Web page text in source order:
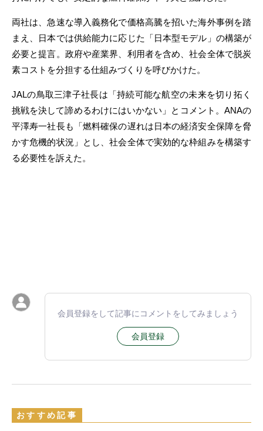
両社は、急速な導入義務化で価格高騰を招いた海外事例を踏
まえ、日本では供給能力に応じた「日本型モデル」の構築が
必要と提言。政府や産業界、利用者を含め、社会全体で脱炭
素コストを分担する仕組みづくりを呼びかけた。
JALの鳥取三津子社長は「持続可能な航空の未来を切り拓く
挑戦を決して諦めるわけにはいかない」とコメント。ANAの
平澤寿一社長も「燃料確保の遅れは日本の経済安全保障を脅
かす危機的状況」とし、社会全体で実効的な枠組みを構築す
る必要性を訴えた。
会員登録をして記事にコメントをしてみましょう
会員登録
おすすめ記事